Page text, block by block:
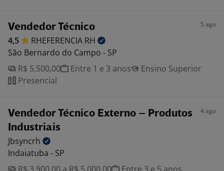
Vendedor Técnico 5 ago
4,5 RHEFERENCIA RH
São Bernardo do Campo - SP
R$ 5.500,00
Entre 1 e 3 anos
Ensino Superior
Presencial
Vendedor Técnico Externo – Produtos
Industriais
4 ago
Jbsyncrh
Indaiatuba - SP